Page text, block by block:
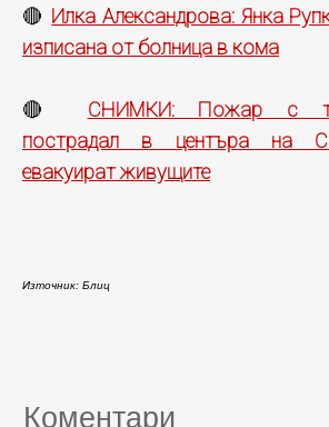
🔴 Илка Александрова: Янка
изписана от болница в кома
🔴 СНИМКИ: Пожар с
пострадал в центъра на
евакуират живущите
Източник: Блиц
Коментари